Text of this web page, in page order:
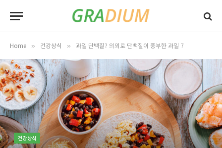
Home » 건강상식 » 과일 단백질? 의외로 단백질이 풍부한 과일 7
건강상식